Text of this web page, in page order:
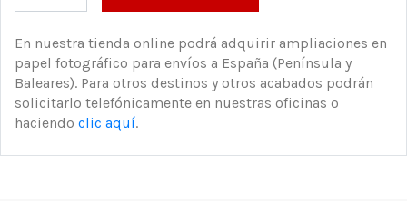
En nuestra tienda online podrá adquirir ampliaciones en
papel fotográfico para envíos a España (Península y
Baleares). Para otros destinos y otros acabados podrán
solicitarlo telefónicamente en nuestras oficinas o
haciendo clic aquí.